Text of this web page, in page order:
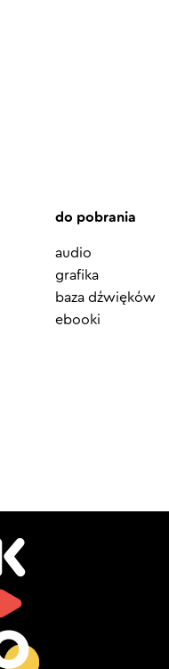
do pobrania
audio
grafika
baza dźwięków
ebooki